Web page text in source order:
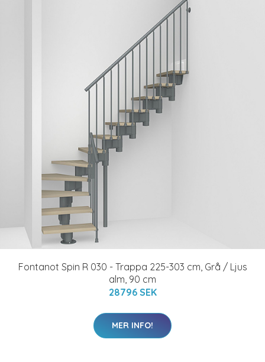
Fontanot Spin R 030 - Trappa 225-303 cm, Grå / Ljus
alm, 90 cm
28796 SEK
MER INFO!